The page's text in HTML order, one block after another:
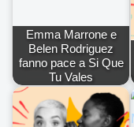
Emma Marrone e
Belen Rodriguez
fanno pace a Si Que
Tu Vales